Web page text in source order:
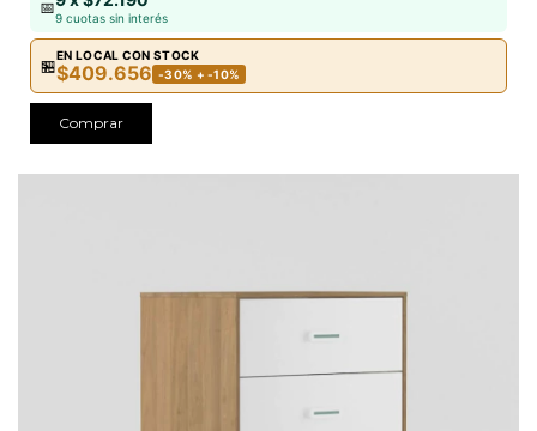
📅
9 cuotas sin interés
🏪
EN LOCAL CON STOCK
$409.656 -30% + -10%
Comprar